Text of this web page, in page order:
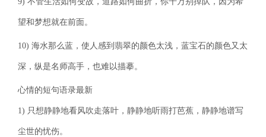
望和梦想就在前面。
10) 海水那么蓝，使人感到翡翠的颜色太浅，蓝宝石的颜色又太
深，纵是名师高手，也难以描摹。
心情的短句语录最新
1) 只想静静地看风吹走落叶，静静地听雨打芭蕉，静静地谱写
尘世的忧伤。